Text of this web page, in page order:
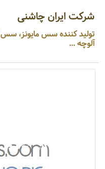
شرکت ایران چاشنی
تولید کننده سس مایونز،
آلوچه ...